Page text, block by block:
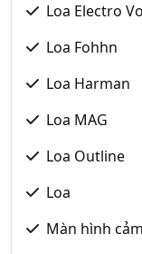
Loa Electro
Loa Fohhn
Loa Harman
Loa MAG
Loa Outline
Loa
Màn hình